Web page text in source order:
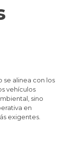
alinea con los
vehículos
sino
en
exigentes.